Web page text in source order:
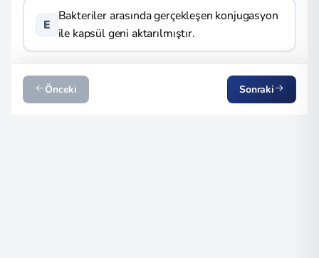
E
Bakteriler arasında gerçekleşen konjugasyon
ile kapsül geni aktarılmıştır.
Önceki Sonraki